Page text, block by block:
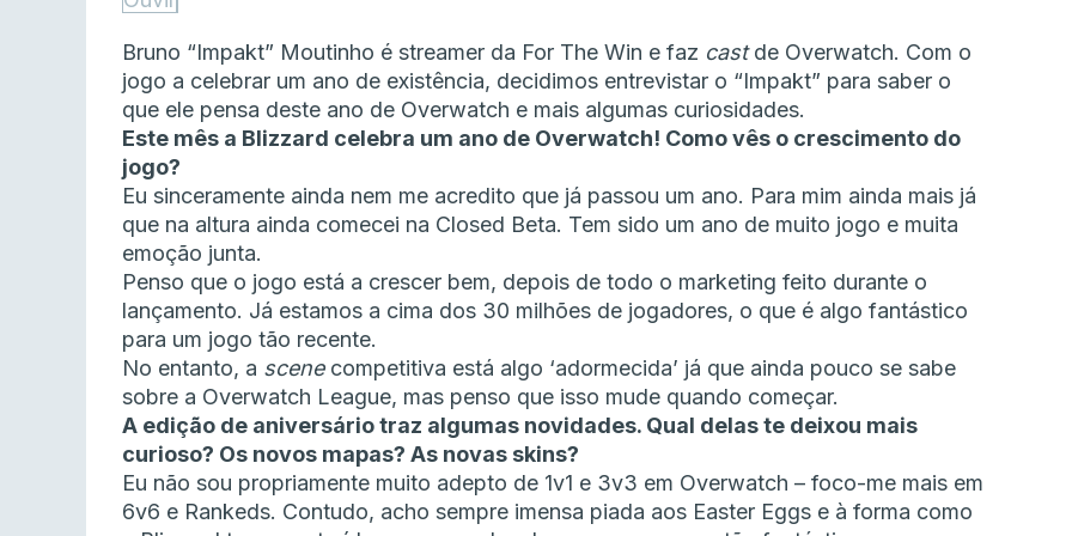
Bruno “Impakt” Moutinho é streamer da For The Win e faz castde Overwatch. Com o
jogo a celebrar um ano de existência, decidimos entrevistar o “Impakt” para saber o
que ele pensa deste ano de Overwatch e mais algumas curiosidades.
Este mês a Blizzard celebra um ano de Overwatch! Como vês o crescimento do
jogo?
Eu sinceramente ainda nem me acredito que já passou um ano. Para mim ainda mais já
que na altura ainda comecei na Closed Beta. Tem sido um ano de muito jogo e muita
emoção junta.
Penso que o jogo está a crescer bem, depois de todo o marketing feito durante o
lançamento. Já estamos a cima dos 30 milhões de jogadores, o que é algo fantástico
para um jogo tão recente.
No entanto, a scenecompetitiva está algo ‘adormecida’ já que ainda pouco se sabe
sobre a Overwatch League, mas penso que isso mude quando começar.
A edição de aniversário traz algumas novidades. Qual delas te deixou mais
curioso? Os novos mapas? As novas skins?
Eu não sou propriamente muito adepto de 1v1 e 3v3 em Overwatch – foco-me mais em
6v6 e Rankeds. Contudo, acho sempre imensa piada aos Easter Eggs e à forma como